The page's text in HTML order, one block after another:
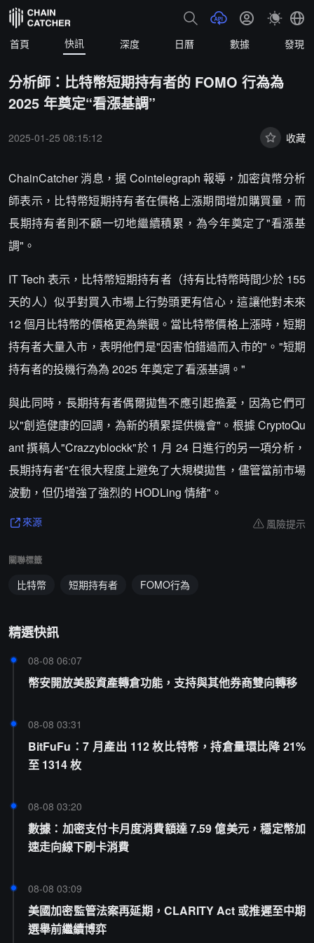
首頁 快訊 深度 日曆 數據 發現
分析師：比特幣短期持有者的 FOMO 行為為
2025 年奠定“看漲基調”
2025-01-25 08:15:12 收藏
ChainCatcher 消息，据 Cointelegraph 報導，加密貨幣分析
師表示，比特幣短期持有者在價格上漲期間增加購買量，而
長期持有者則不顧一切地繼續積累，為今年奠定了"看漲基
調"。
IT Tech 表示，比特幣短期持有者（持有比特幣時間少於 155
天的人）似乎對買入市場上行勢頭更有信心，這讓他對未來
12 個月比特幣的價格更為樂觀。當比特幣價格上漲時，短期
持有者大量入市，表明他們是"因害怕錯過而入市的"。"短期
持有者的投機行為為 2025 年奠定了看漲基調。"
與此同時，長期持有者偶爾拋售不應引起擔憂，因為它們可
以"創造健康的回調，為新的積累提供機會"。根據 CryptoQu
ant 撰稿人"Crazzyblockk"於 1 月 24 日進行的另一項分析，
長期持有者"在很大程度上避免了大規模拋售，儘管當前市場
波動，但仍增強了強烈的 HODLing 情緒"。
來源 風險提示
關聯標籤
比特幣 短期持有者 FOMO行為
精選快訊
08-08 06:07
幣安開放美股資產轉倉功能，支持與其他券商雙向轉移
08-08 03:31
BitFuFu：7 月產出 112 枚比特幣，持倉量環比降 21%
至 1314 枚
08-08 03:20
數據：加密支付卡月度消費額達 7.59 億美元，穩定幣加
速走向線下刷卡消費
08-08 03:09
美國加密監管法案再延期，CLARITY Act 或推遲至中期
選舉前繼續博弈